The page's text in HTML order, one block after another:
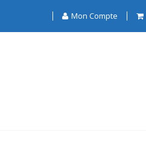
Mon Compte